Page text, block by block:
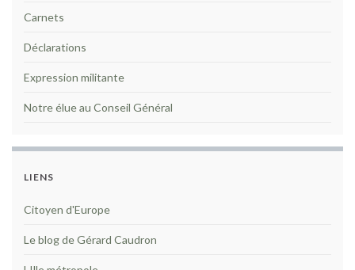
Carnets
Déclarations
Expression militante
Notre élue au Conseil Général
LIENS
Citoyen d'Europe
Le blog de Gérard Caudron